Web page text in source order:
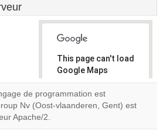
This page can't load
Google Maps
correctly.
Do you
de programmation est
Nv (Oost-vlaanderen, Gent) est
Apache/2.